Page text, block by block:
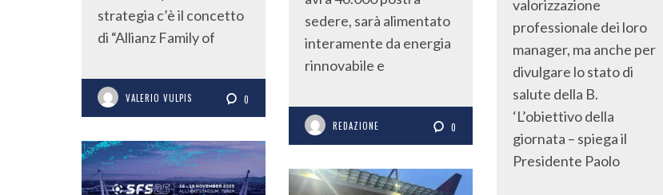
strategia c’è il concetto
di “Allianz Family of
VALERIO VULPIS 0
sedere, sarà alimentato
interamente da energia
rinnovabile e
REDAZIONE 0
valorizzazione
professionale dei loro
manager, ma anche per
divulgare lo stato di
salute della B.
‘L’obiettivo della
giornata – spiega il
Presidente Paolo